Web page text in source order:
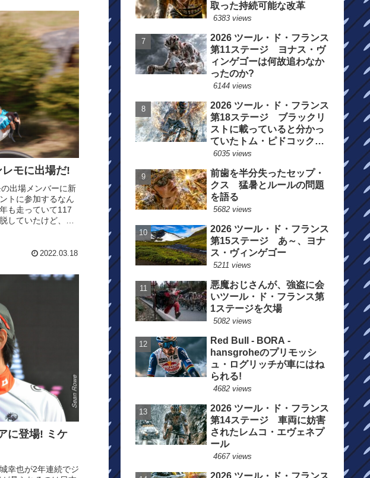
モに出場だ!
出場メンバーに新
トに参加するなん
も走っていて117
していたけど、よ
2022.03.18
場! ミケ
幸也が2年連続でジ
取った持続可能な改革
6383 views
2026 ツール・ド・フランス
第11ステージ ヨナス・ヴ
ィンゲゴーは何故追わなか
ったのか?
6144 views
2026 ツール・ド・フランス
第18ステージ ブラックリ
ストに載っていると分かっ
ていたトム・ピドコックは
総合順位死守に
6035 views
前歯を半分失ったセップ・
クス 猛暑とルールの問題
を語る
5682 views
2026 ツール・ド・フランス
第15ステージ あ～、ヨナ
ス・ヴィンゲゴー
5211 views
悪魔おじさんが、強盗に会
いツール・ド・フランス第
1ステージを欠場
5082 views
Red Bull - BORA -
hansgroheのプリモッシ
ュ・ログリッチが車にはね
られる!
4682 views
2026 ツール・ド・フランス
第14ステージ 車両に妨害
されたレムコ・エヴェネプ
ール
4667 views